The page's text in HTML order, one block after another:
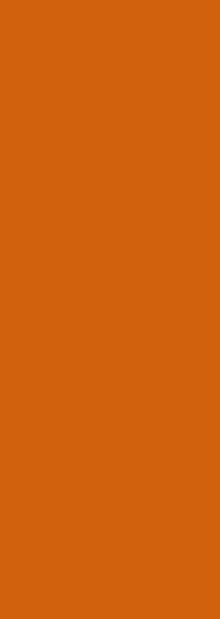
zw. 14 und 16
der
Koppelsberg -
Institutionen
in Schleswig-
geflüchtete Frauen
Prostituierte in